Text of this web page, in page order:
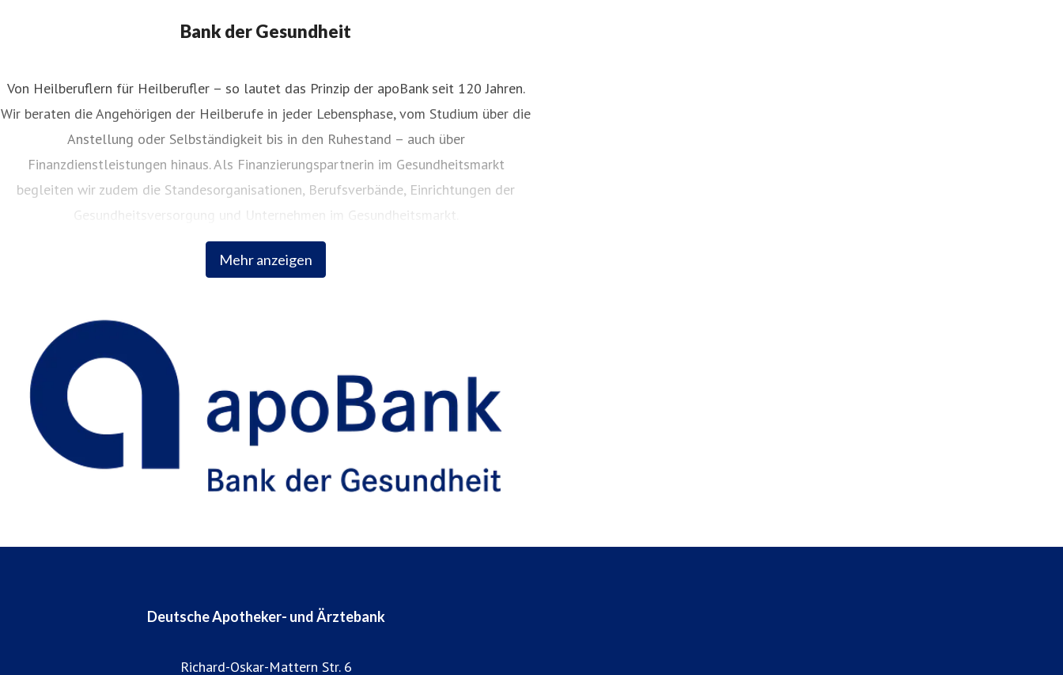
Bank der Gesundheit
Mehr anzeigen
Von Heilberuflern für Heilberufler – so lautet das Prinzip der apoBank seit 120 Jahren.
Wir beraten die Angehörigen der Heilberufe in jeder Lebensphase, vom Studium über die
Anstellung oder Selbständigkeit bis in den Ruhestand – auch über
Finanzdienstleistungen hinaus. Als Finanzierungspartnerin im Gesundheitsmarkt
begleiten wir zudem die Standesorganisationen, Berufsverbände, Einrichtungen der
Gesundheitsversorgung und Unternehmen im Gesundheitsmarkt.
Deutsche Apotheker- und Ärztebank
Richard-Oskar-Mattern Str. 6